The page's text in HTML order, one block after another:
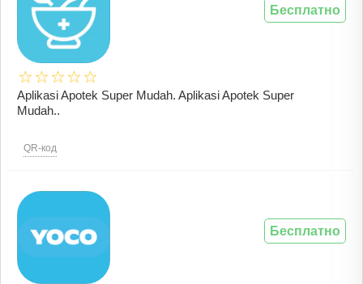
Aplikasi Apotek Super Mudah. Aplikasi Apotek Super
Mudah..
QR-код
Бесплатно
Бесплатно